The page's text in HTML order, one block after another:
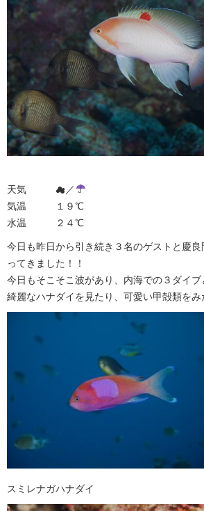
天気 ☁︎／
気温 １９℃
水温 ２４℃
今日も昨日から引き続き３名のゲストと慶
ってきました！！
今日もそこそこ波があり、内海での３ダイブ
綺麗なハナダイを見たり、可愛い甲殻類をみ
スミレナガハナダイ